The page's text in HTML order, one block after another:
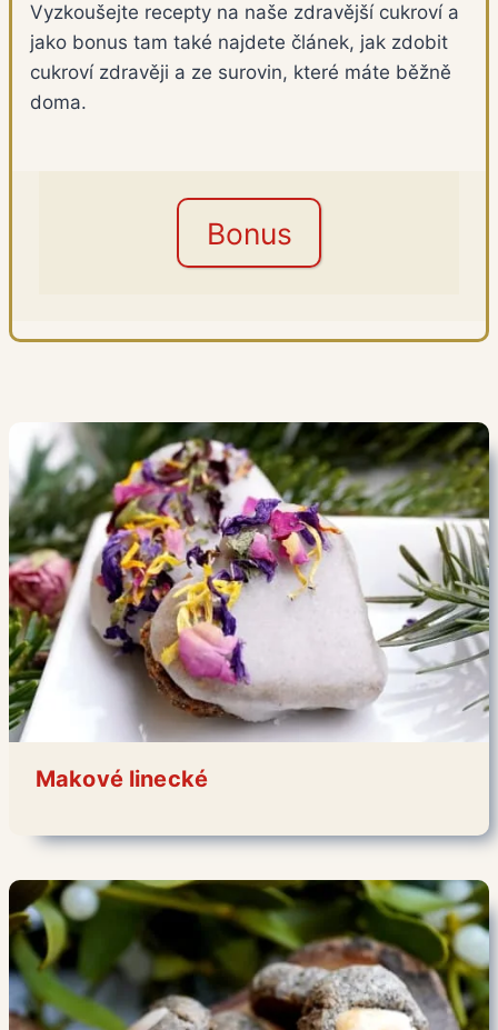
Vyzkoušejte recepty na naše zdravější cukroví a
jako bonus tam také najdete článek, jak zdobit
cukroví zdravěji a ze surovin, které máte běžně
doma.
Bonus
Makové linecké